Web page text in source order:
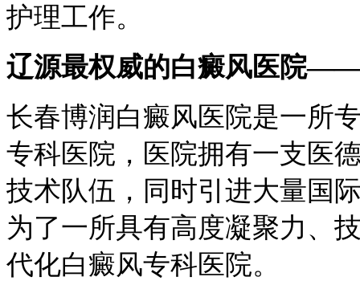
护理工作。
辽源最权威的白癜风医院
长春博润白癜风医院是一所
专科医院，医院拥有一支医
技术队伍，同时引进大量国
为了一所具有高度凝聚力、
代化白癜风专科医院。